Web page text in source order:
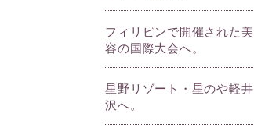
フィリピンで開催された美
容の国際大会へ。
星野リゾート・星のや軽井
沢へ。